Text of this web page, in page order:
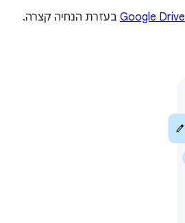
Google Drive בעזרת הנחיה קצרה.